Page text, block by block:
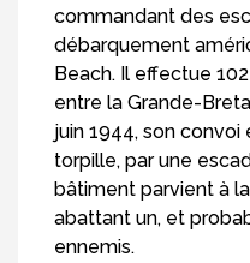
commandant des
débarquement
Beach. Il effectue
entre la Grande-
juin 1944, son convoi
torpille, par une
bâtiment parvient à
abattant un, et
ennemis.